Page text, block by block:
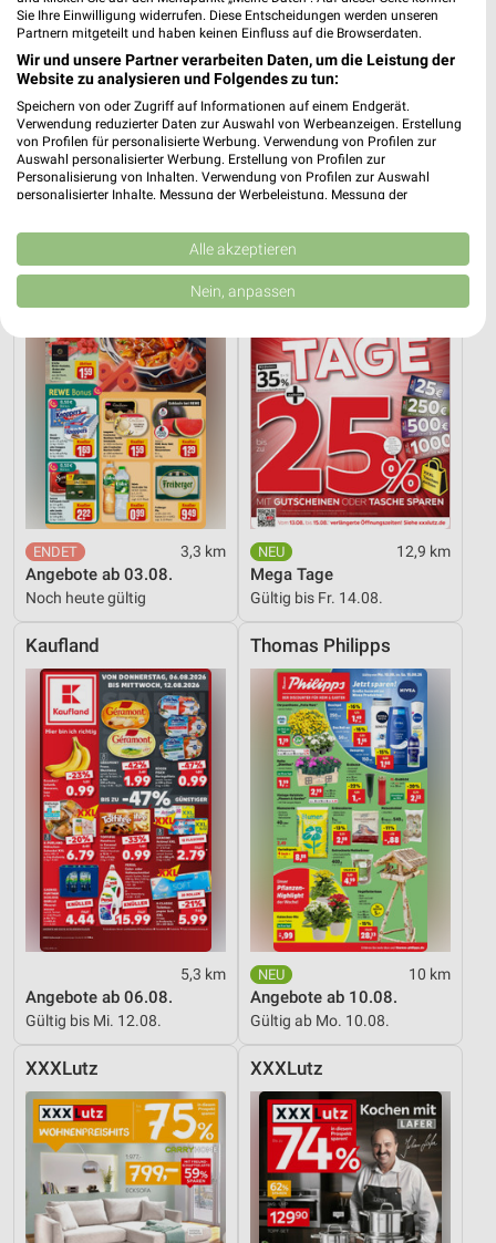
12,9 km
Wohnen Spezial
Gültig bis Fr. 14.08.
12,9 km
Dieter Knoll
Gültig bis Fr. 14.08.
3,3 km
Angebote ab 03.08.
Noch heute gültig
12,9 km
Mega Tage
Gültig bis Fr. 14.08.
Kaufland
5,3 km
Angebote ab 06.08.
Gültig bis Mi. 12.08.
Thomas Philipps
10 km
Angebote ab 10.08.
Gültig ab Mo. 10.08.
XXXLutz XXXLutz
Sie Ihre Einwilligung widerrufen. Diese Entscheidungen werden unseren
Partnern mitgeteilt und haben keinen Einfluss auf die Browserdaten.
Wir und unsere Partner verarbeiten Daten, um die Leistung der
Website zu analysieren und Folgendes zu tun:
Speichern von oder Zugriff auf Informationen auf einem Endgerät.
Verwendung reduzierter Daten zur Auswahl von Werbeanzeigen. Erstellung
von Profilen für personalisierte Werbung. Verwendung von Profilen zur
Auswahl personalisierter Werbung. Erstellung von Profilen zur
Personalisierung von Inhalten. Verwendung von Profilen zur Auswahl
personalisierter Inhalte. Messung der Werbeleistung. Messung der
Kombinationen von Daten aus verschiedenen Quellen. Entwicklung und
Verbesserung der Angebote. Verwendung reduzierter Daten zur Auswahl
von Inhalten.
Daten können außerhalb der Europäischen Union weitergegeben und in die
USA gesendet werden.
Website/App.
Partnerliste anzeigen (1 IAB-Anbieter)
Wir nutzen Ihre Daten für folgende Zwecke:
IAB-Verarbeitungszwecke:
Speichern von oder Zugriff auf Informationen
auf einem Endgerät
Verwendung reduzierter Daten zur Auswahl von
Werbeanzeigen
Erstellung von Profilen für personalisierte
Werbung
Verwendung von Profilen zur Auswahl
personalisierter Werbung
Erstellung von Profilen zur Personalisierung
von Inhalten
Verwendung von Profilen zur Auswahl
personalisierter Inhalte
Messung der Werbeleistung
Messung der Performance von Inhalten
Analyse von Zielgruppen durch Statistiken oder
Kombinationen von Daten aus verschiedenen
Entwicklung und Verbesserung der Angebote
Verwendung reduzierter Daten zur Auswahl von
IAB-Besonderheiten:
Verwendung genauer Standortdaten
Geräte anhand von aktiv angeforderten
Informationen identifizieren
Alle akzeptieren
Nein, anpassen